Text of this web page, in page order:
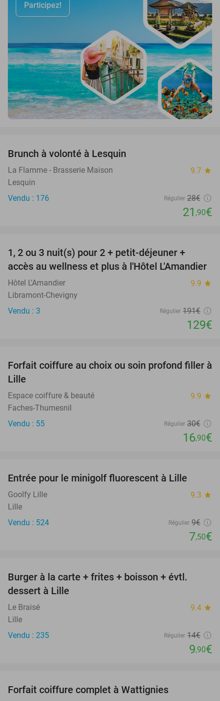
Participez!
Brunch à volonté à Lesquin
La Flamme - Brasserie Maison 9.7 star
Lesquin
Vendu : 176
Régulier 28€
21 ,90€
TODAY
1, 2 ou 3 nuit(s) pour 2 + petit-déjeuner +
accès au wellness et plus à l'Hôtel L'Amandier
Hôtel L'Amandier 9.9 star
Libramont-Chevigny
Vendu : 3
Régulier 191€
129€
44%
Forfait coiffure au choix ou soin profond filler à
Lille
Espace coiffure & beauté 9.9 star
Faches-Thumesnil
Vendu : 55
Régulier 30€
16,90€
Entrée pour le minigolf fluorescent à Lille
Goolfy Lille 9.3 star
Lille
Vendu : 524
Régulier 9€
7,50€
Burger à la carte + frites + boisson + évtl.
dessert à Lille
Le Braisé 9.4 star
Lille
Vendu : 235
Régulier 14€
9,90€
Forfait coiffure complet à Wattignies